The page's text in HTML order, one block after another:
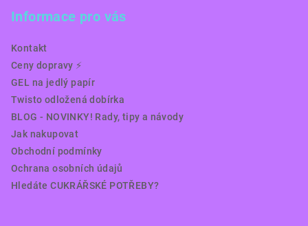
Informace pro vás
Kontakt
Ceny dopravy ⚡️
GEL na jedlý papír
Twisto odložená dobírka
BLOG - NOVINKY! Rady, tipy a návody
Jak nakupovat
Obchodní podmínky
Ochrana osobních údajů
Hledáte CUKRÁŘSKÉ POTŘEBY?